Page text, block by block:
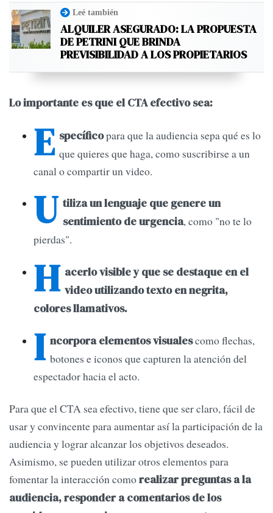
Leé también
ALQUILER ASEGURADO: LA PROPUESTA
DE PETRINI QUE BRINDA
PREVISIBILIDAD A LOS PROPIETARIOS
Lo importante es que el CTA efectivo sea:
E specíficopara que la audiencia sepa qué es lo
que quieres que haga, como suscribirse a un
canal o compartir un video.
U tiliza un lenguaje que genere un
sentimiento de urgencia, como "no te lo
pierdas".
H acerlo visible y que se destaque en el
video utilizando texto en negrita,
colores llamativos.
I ncorpora elementos visualescomo flechas,
botones e iconos que capturen la atención del
espectador hacia el acto.
Para que el CTA sea efectivo, tiene que ser claro, fácil de
usar y convincente para aumentar así la participación de la
audiencia y lograr alcanzar los objetivos deseados.
Asimismo, se pueden utilizar otros elementos para
fomentar la interacción comorealizar preguntas a la
audiencia, responder a comentarios de los